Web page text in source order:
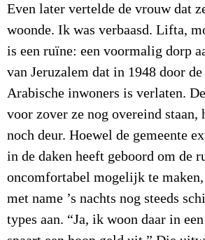
Even later vertelde de vrouw dat
woonde. Ik was verbaasd. Lifta,
is een ruïne: een voormalig dorp
van Jeruzalem dat in 1948 door
Arabische inwoners is verlaten.
voor zover ze nog overeind staan,
noch deur. Hoewel de gemeente
in de daken heeft geboord om de
oncomfortabel mogelijk te
met name ’s nachts nog steeds
types aan. “Ja, ik woon daar in